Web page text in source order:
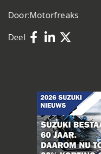
Door:Motorfreaks
Deel